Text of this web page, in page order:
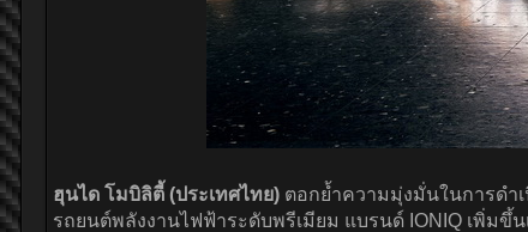
ฮุนได โมบิลิตี้ (ประเทศไทย) ตอกย้ำความมุ่งมั่นในการดำ
รถยนต์พลังงานไฟฟ้าระดับพรีเมียม แบรนด์ IONIQ เพิ่ม